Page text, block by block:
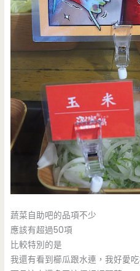
蔬菜自助吧的品項不少
應該有超過50項
比較特別的是
我還有看到櫛瓜跟水連，我好愛